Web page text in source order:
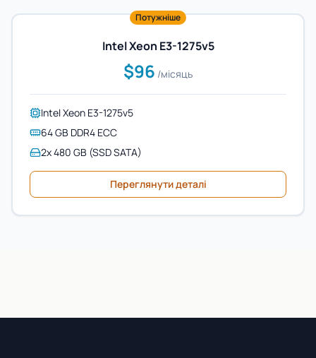
Потужніше
Intel Xeon E3-1275v5
$96 /місяць
Intel Xeon E3-1275v5
64 GB DDR4 ECC
2x 480 GB (SSD SATA)
Переглянути деталі